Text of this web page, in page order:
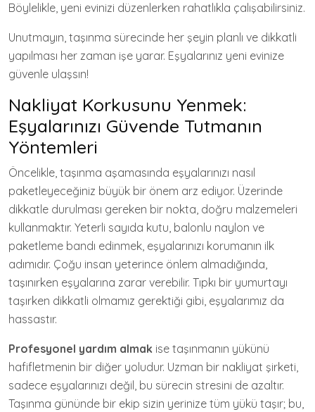
Böylelikle, yeni evinizi düzenlerken rahatlıkla çalışabilirsiniz.
Unutmayın, taşınma sürecinde her şeyin planlı ve dikkatli
yapılması her zaman işe yarar. Eşyalarınız yeni evinize
güvenle ulaşsın!
Nakliyat Korkusunu Yenmek:
Eşyalarınızı Güvende Tutmanın
Yöntemleri
Öncelikle, taşınma aşamasında eşyalarınızı nasıl
paketleyeceğiniz büyük bir önem arz ediyor. Üzerinde
dikkatle durulması gereken bir nokta, doğru malzemeleri
kullanmaktır. Yeterli sayıda kutu, balonlu naylon ve
paketleme bandı edinmek, eşyalarınızı korumanın ilk
adımıdır. Çoğu insan yeterince önlem almadığında,
taşınırken eşyalarına zarar verebilir. Tıpkı bir yumurtayı
taşırken dikkatli olmamız gerektiği gibi, eşyalarımız da
hassastır.
Profesyonel yardım almak ise taşınmanın yükünü
hafifletmenin bir diğer yoludur. Uzman bir nakliyat şirketi,
sadece eşyalarınızı değil, bu sürecin stresini de azaltır.
Taşınma gününde bir ekip sizin yerinize tüm yükü taşır; bu,